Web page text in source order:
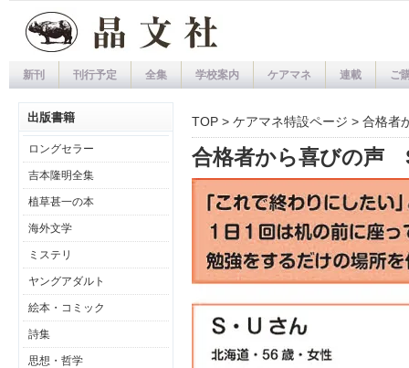
新刊 刊行予定 全集 学校案内 ケアマネ 連載 ご
出版書籍
ロングセラー
吉本隆明全集
植草甚一の本
海外文学
ミステリ
ヤングアダルト
絵本・コミック
詩集
思想・哲学
TOP > ケアマネ特設ページ > 合格者
合格者から喜びの声